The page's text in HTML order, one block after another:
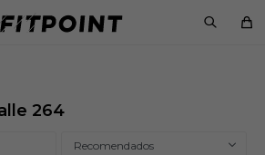
264
Recomendados